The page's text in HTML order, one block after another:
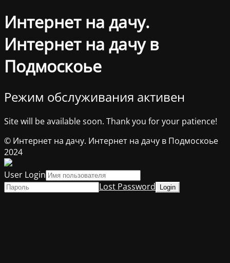
Интернет на дачу.
Интернет на дачу в
Подмоскоье
Режим обслуживания активен
Site will be available soon. Thank you for your patience!
© Интернет на дачу. Интернет на дачу в Подмоскоье
2024
User Login
Lost Password